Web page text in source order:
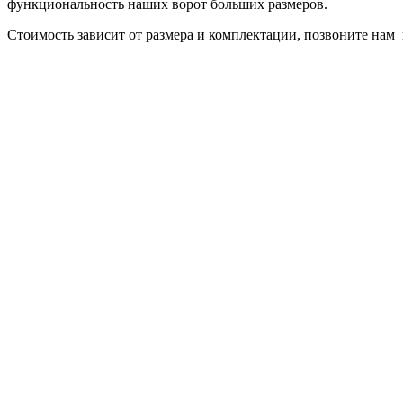
функциональность наших ворот больших размеров.
Стоимость зависит от размера и комплектации, позвоните